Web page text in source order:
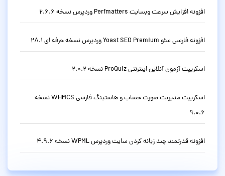
افزونه افزایش سرعت وبسایت Perfmatters وردپرس نسخه 2.6.6
افزونه فارسی سئو Yoast SEO Premium وردپرس نسخه حرفه ای 28.1
اسکریپت آزمون آنلاین اینترنتی ProQuiz نسخه 2.0.2
اسکریپت مدیریت صورت حساب و هاستینگ فارسی WHMCS نسخه
9.0.6
افزونه قدرتمند چند زبانه کردن سایت وردپرس WPML نسخه 4.9.6